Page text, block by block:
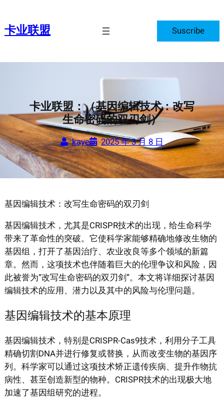
内卡业联盟 Suscribe
卡业联盟：（基因编辑技术：改写
生命密码的双刃剑）
kaye 2025 年 3 月 8 日
基因编辑技术：改写生命密码的双刃剑
基因编辑技术，尤其是CRISPR技术的出现，给生命科学
带来了革命性的突破。它使科学家能够精确地修改生物的
基因组，打开了基因治疗、农业改良等多个领域的新篇
章。然而，这项技术也伴随着巨大的伦理争议和风险，因
此被誉为“改写生命密码的双刃剑”。本文将详细探讨基因
编辑技术的应用、潜力以及其中的风险与伦理问题。
基因编辑技术的基本原理
基因编辑技术，特别是CRISPR-Cas9技术，利用分子工具
精确切割DNA并进行修复或替换，从而改变生物的基因序
列。科学家可以通过这项技术矫正遗传疾病、提升作物抗
病性、甚至创造新型的物种。CRISPR技术的出现极大地
加速了基因组研究的进程。